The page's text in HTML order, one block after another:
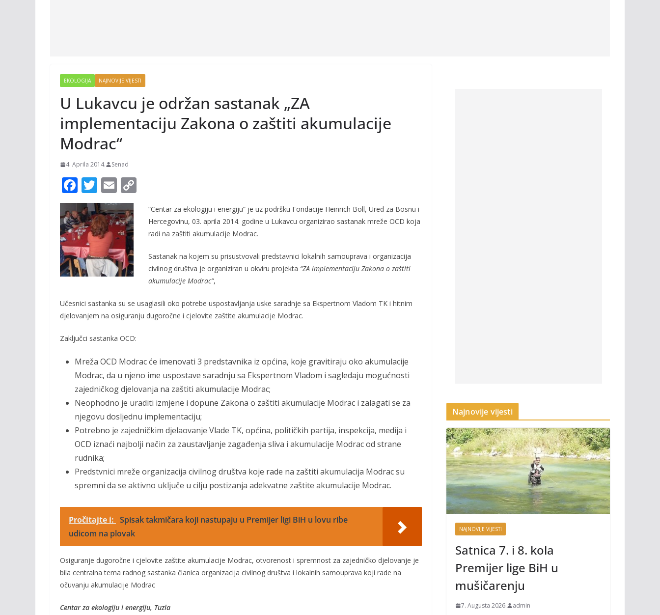
EKOLOGIJA NAJNOVIJE VIJESTI
U Lukavcu je održan sastanak „ZA
implementaciju Zakona o zaštiti akumulacije
Modrac“
4. Aprila 2014. Senad
F
ac
e
b
o
o
k
T
w
itt
er
E
m
ai
l
“Centar za ekologiju i energiju” je uz podršku Fondacije Heinrich Boll, Ured za Bosnu i
Hercegovinu, 03. aprila 2014. godine u Lukavcu organizirao sastanak mreže OCD koja
radi na zaštiti akumulacije Modrac.
Sastanak na kojem su prisustvovali predstavnici lokalnih samouprava i organizacija
civilnog društva je organiziran u okviru projekta “ZA implementaciju Zakona o zaštiti
akumulacije Modrac”,
Učesnici sastanka su se usaglasili oko potrebe uspostavljanja uske saradnje sa Ekspertnom Vladom TK i hitnim
djelovanjem na osiguranju dugoročne i cjelovite zaštite akumulacije Modrac.
Zaključci sastanka OCD:
Mreža OCD Modrac će imenovati 3 predstavnika iz općina, koje gravitiraju oko akumulacije
Modrac, da u njeno ime uspostave saradnju sa Ekspertnom Vladom i sagledaju mogućnosti
zajedničkog djelovanja na zaštiti akumulacije Modrac;
Neophodno je uraditi izmjene i dopune Zakona o zaštiti akumulacije Modrac i zalagati se za
njegovu dosljednu implementaciju;
Potrebno je zajedničkim djelaovanje Vlade TK, općina, političkih partija, inspekcija, medija i
OCD iznaći najbolji način za zaustavljanje zagađenja sliva i akumulacije Modrac od strane
rudnika;
Predstvnici mreže organizacija civilnog društva koje rade na zaštiti akumulacija Modrac su
spremni da se aktivno uključe u cilju postizanja adekvatne zaštite akumulacije Modrac.
Pročitajte i: Spisak takmičara koji nastupaju u Premijer ligi BiH u lovu ribe
udicom na plovak
Osiguranje dugoročne i cjelovite zaštite akumulacije Modrac, otvorenost i spremnost za zajedničko djelovanje je
bila centralna tema radnog sastanka članica organizacija civilnog društva i lokalnih samouprava koji rade na
očuvanju akumulacije Modrac
Centar za ekologiju i energiju, Tuzla
Najnovije vijesti
NAJNOVIJE VIJESTI
Satnica 7. i 8. kola
Premijer lige BiH u
mušičarenju
7. Augusta 2026. admin